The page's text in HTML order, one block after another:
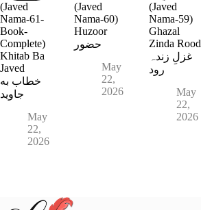
(Javed
Nama-61-
Book-
Complete)
Khitab Ba
Javed
خطاب به
جاوید
May
22,
2026
(Javed
Nama-60)
Huzoor
May
22,
2026
(Javed
Nama-59)
Ghazal
Zinda Rood
غزلِ زندہ
رود
May
22,
2026